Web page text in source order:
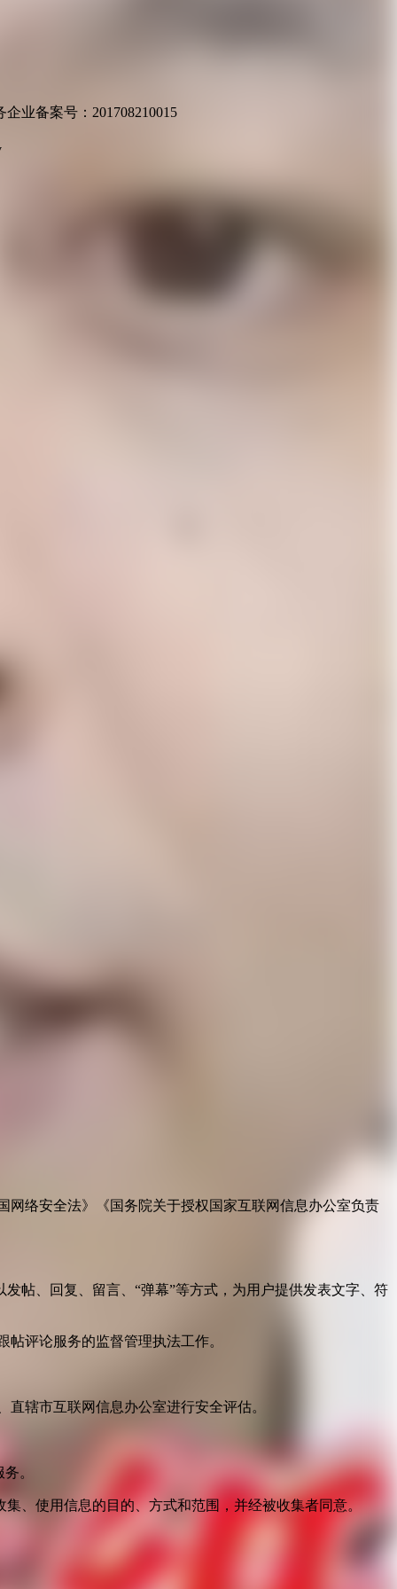
业备案号：201708210015
络安全法》《国务院关于授权国家互联网信息办公室负责
帖、回复、留言、“弹幕”等方式，为用户提供发表文字、符
评论服务的监督管理执法工作。
辖市互联网信息办公室进行安全评估。
。
、使用信息的目的、方式和范围，并经被收集者同意。